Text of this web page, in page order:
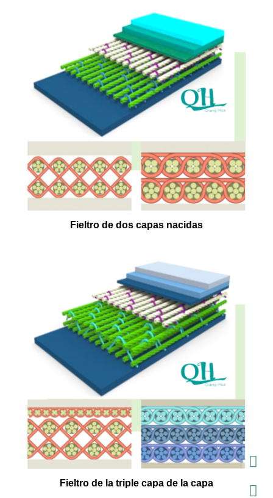
Fieltro de dos capas nacidas
Fieltro de la triple capa de la capa